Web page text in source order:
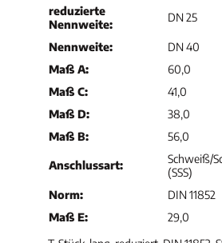
reduzierte
Nennweite:
DN 25
Nennweite:
DN 40
Maß A:
60,0
Maß C:
41,0
Maß D:
38,0
Maß B:
56,0
Anschlussart:
Schweiß/
(SSS)
Norm:
DIN 11852
Maß E:
29,0